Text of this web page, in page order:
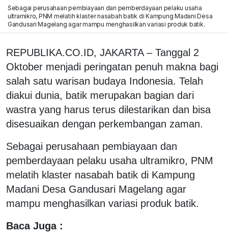
Sebagai perusahaan pembiayaan dan pemberdayaan pelaku usaha
ultramikro, PNM melatih klaster nasabah batik di Kampung Madani Desa
Gandusari Magelang agar mampu menghasilkan variasi produk batik.
REPUBLIKA.CO.ID, JAKARTA – Tanggal 2
Oktober menjadi peringatan penuh makna bagi
salah satu warisan budaya Indonesia. Telah
diakui dunia, batik merupakan bagian dari
wastra yang harus terus dilestarikan dan bisa
disesuaikan dengan perkembangan zaman.
Sebagai perusahaan pembiayaan dan
pemberdayaan pelaku usaha ultramikro, PNM
melatih klaster nasabah batik di Kampung
Madani Desa Gandusari Magelang agar
mampu menghasilkan variasi produk batik.
Baca Juga :